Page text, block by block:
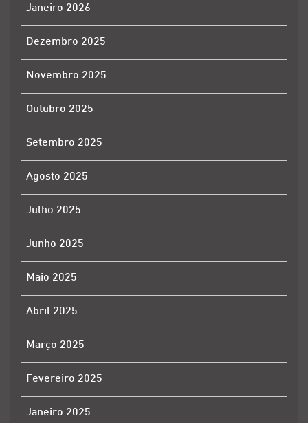
Janeiro 2026
Dezembro 2025
Novembro 2025
Outubro 2025
Setembro 2025
Agosto 2025
Julho 2025
Junho 2025
Maio 2025
Abril 2025
Março 2025
Fevereiro 2025
Janeiro 2025